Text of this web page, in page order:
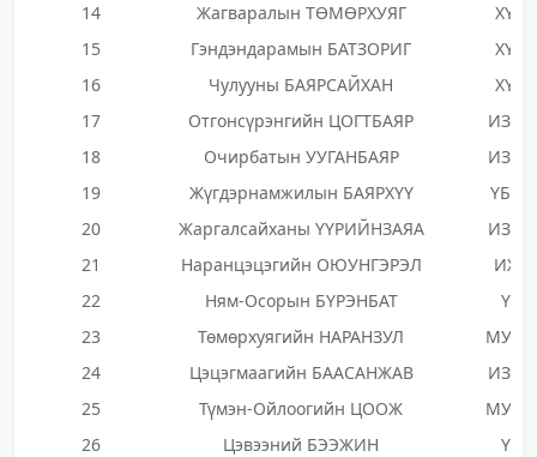
14
Жагваралын ТӨМӨРХУЯГ
ХҮН
15
Гэндэндарамын БАТЗОРИГ
ХҮН
16
Чулууны БАЯРСАЙХАН
ХҮН
17
Отгонсүрэнгийн ЦОГТБАЯР
ИЗНН
18
Очирбатын УУГАНБАЯР
ИЗНН
19
Жүгдэрнамжилын БАЯРХҮҮ
ҮБЗН
20
Жаргалсайханы ҮҮРИЙНЗАЯА
ИЗНН
21
Наранцэцэгийн ОЮУНГЭРЭЛ
ИХН
22
Ням-Осорын БҮРЭНБАТ
ҮЭ
23
Төмөрхуягийн НАРАНЗУЛ
МУНН
24
Цэцэгмаагийн БААСАНЖАВ
ИЗНН
25
Түмэн-Ойлоогийн ЦООЖ
МУНН
26
Цэвээний БЭЭЖИН
ҮЭ